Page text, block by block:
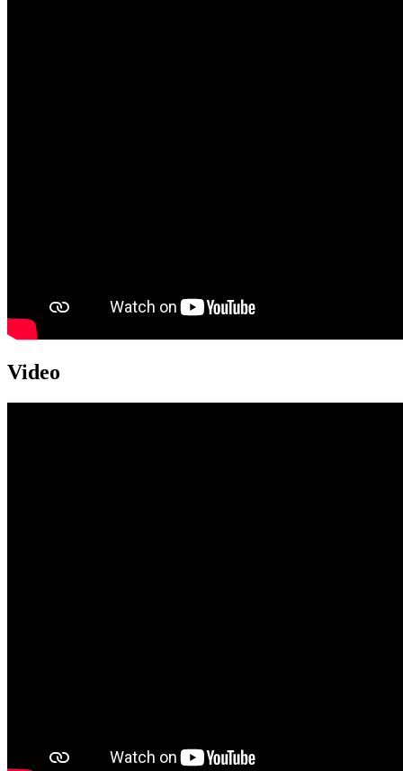
Video